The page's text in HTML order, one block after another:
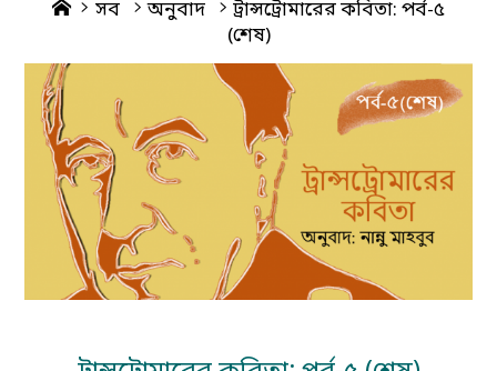
Home
সব অনুবাদ
ট্রান্সট্রোমারের কবিতা: পর্ব-৫
(শেষ)